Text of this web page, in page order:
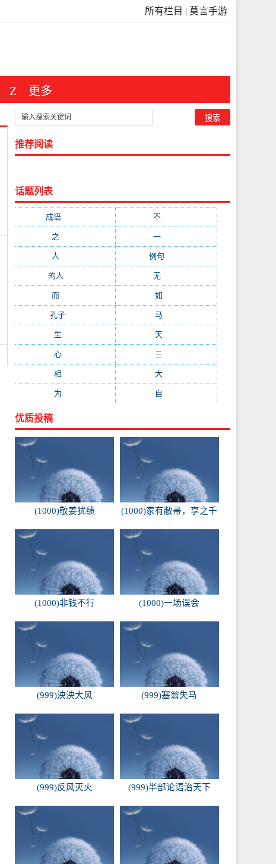
所有栏目 | 莫言手游
Z 更多
推荐阅读
话题列表
成语 不(371)
之 一(209)
人 例句
的人 无(123)
而 如
孔子 马
生 天
心(85) 三
相 大
为 自
优质投稿
(1000)敬姜犹绩
(1000)家有敝帚，享之千
金
(1000)非钱不行 (1000)一场误会
(999)泱泱大风 (999)塞翁失马
(999)反风灭火 (999)半部论语治天下